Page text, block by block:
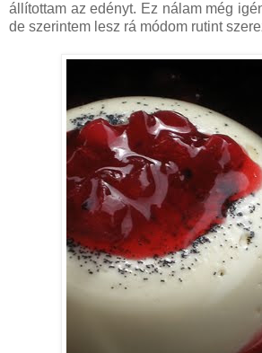
állítottam az edényt. Ez nálam még
de szerintem lesz rá módom rutint